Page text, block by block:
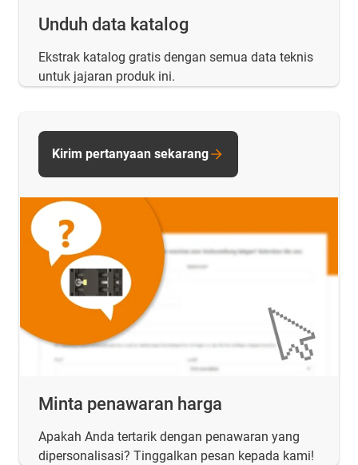
Unduh data katalog
Ekstrak katalog gratis dengan semua data teknis
untuk jajaran produk ini.
Minta penawaran harga
Apakah Anda tertarik dengan penawaran yang
dipersonalisasi? Tinggalkan pesan kepada kami!
Kirim pertanyaan sekarang